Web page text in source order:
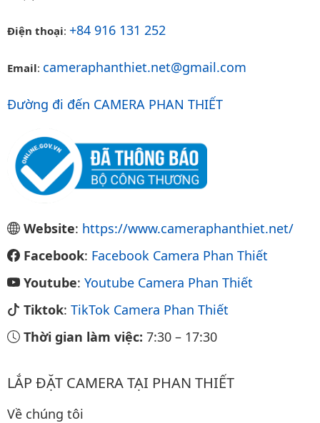
Điện thoại: +84 916 131 252
Email: cameraphanthiet.net@gmail.com
Đường đi đến CAMERA PHAN THIẾT
Website: https://www.cameraphanthiet.net/
Facebook: Facebook Camera Phan Thiết
Youtube: Youtube Camera Phan Thiết
Tiktok: TikTok Camera Phan Thiết
Thời gian làm việc: 7:30 – 17:30
LẮP ĐẶT CAMERA TẠI PHAN THIẾT
Về chúng tôi